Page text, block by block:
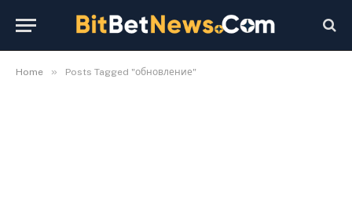
Home » Posts Tagged "обновление"